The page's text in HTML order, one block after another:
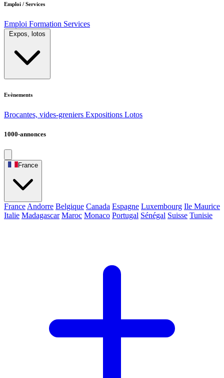
Emploi / Services
Emploi Formation Services
Expos, lotos
Evènements
Brocantes, vides-greniers Expositions Lotos
1000-annonces
France
France Andorre Belgique Canada Espagne Luxembourg Ile Maurice
Italie Madagascar Maroc Monaco Portugal Sénégal Suisse Tunisie